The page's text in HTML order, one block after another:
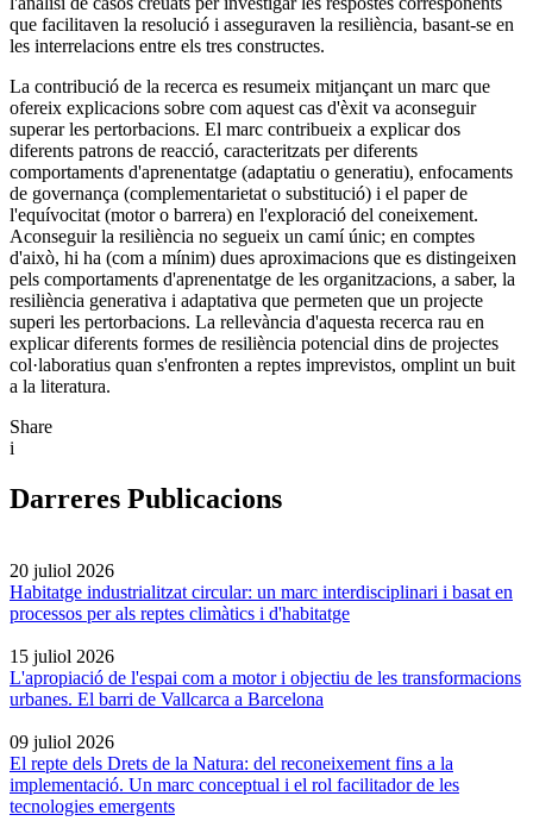
que facilitaven la resolució i asseguraven la resiliència, basant-se en
les interrelacions entre els tres constructes.
La contribució de la recerca es resumeix mitjançant un marc que
ofereix explicacions sobre com aquest cas d'èxit va aconseguir
superar les pertorbacions. El marc contribueix a explicar dos
diferents patrons de reacció, caracteritzats per diferents
comportaments d'aprenentatge (adaptatiu o generatiu), enfocaments
de governança (complementarietat o substitució) i el paper de
l'equívocitat (motor o barrera) en l'exploració del coneixement.
Aconseguir la resiliència no segueix un camí únic; en comptes
d'això, hi ha (com a mínim) dues aproximacions que es distingeixen
pels comportaments d'aprenentatge de les organitzacions, a saber, la
resiliència generativa i adaptativa que permeten que un projecte
superi les pertorbacions. La rellevància d'aquesta recerca rau en
explicar diferents formes de resiliència potencial dins de projectes
col·laboratius quan s'enfronten a reptes imprevistos, omplint un buit
a la literatura.
Share
i
Darreres Publicacions
20 juliol 2026
Habitatge industrialitzat circular: un marc interdisciplinari i basat en
processos per als reptes climàtics i d'habitatge
15 juliol 2026
L'apropiació de l'espai com a motor i objectiu de les transformacions
urbanes. El barri de Vallcarca a Barcelona
09 juliol 2026
El repte dels Drets de la Natura: del reconeixement fins a la
implementació. Un marc conceptual i el rol facilitador de les
tecnologies emergents